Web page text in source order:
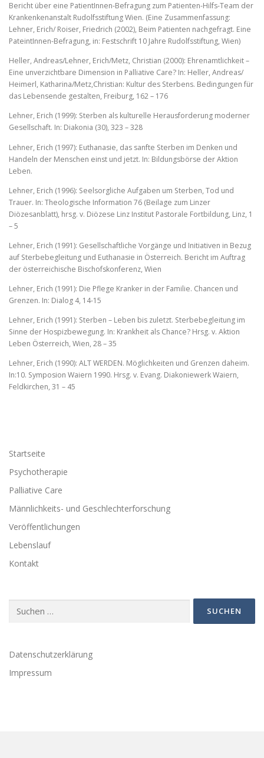
Bericht über eine PatientInnen-Befragung zum Patienten-Hilfs-Team der
Krankenkenanstalt Rudolfsstiftung Wien. (Eine Zusammenfassung:
Lehner, Erich/ Roiser, Friedrich (2002), Beim Patienten nachgefragt. Eine
PateintInnen-Befragung, in: Festschrift 10 Jahre Rudolfsstiftung, Wien)
Heller, Andreas/Lehner, Erich/Metz, Christian (2000): Ehrenamtlichkeit –
Eine unverzichtbare Dimension in Palliative Care? In: Heller, Andreas/
Heimerl, Katharina/Metz,Christian: Kultur des Sterbens. Bedingungen für
das Lebensende gestalten, Freiburg, 162 – 176
Lehner, Erich (1999): Sterben als kulturelle Herausforderung moderner
Gesellschaft. In: Diakonia (30), 323 – 328
Lehner, Erich (1997): Euthanasie, das sanfte Sterben im Denken und
Handeln der Menschen einst und jetzt. In: Bildungsbörse der Aktion
Leben.
Lehner, Erich (1996): Seelsorgliche Aufgaben um Sterben, Tod und
Trauer. In: Theologische Information 76 (Beilage zum Linzer
Diözesanblatt), hrsg. v. Diözese Linz Institut Pastorale Fortbildung, Linz, 1
– 5
Lehner, Erich (1991): Gesellschaftliche Vorgänge und Initiativen in Bezug
auf Sterbebegleitung und Euthanasie in Österreich. Bericht im Auftrag
der österreichische Bischofskonferenz, Wien
Lehner, Erich (1991): Die Pflege Kranker in der Familie. Chancen und
Grenzen. In: Dialog 4, 14-15
Lehner, Erich (1991): Sterben – Leben bis zuletzt. Sterbebegleitung im
Sinne der Hospizbewegung. In: Krankheit als Chance? Hrsg. v. Aktion
Leben Österreich, Wien, 28 – 35
Lehner, Erich (1990): ALT WERDEN. Möglichkeiten und Grenzen daheim.
In:10. Symposion Waiern 1990. Hrsg. v. Evang. Diakoniewerk Waiern,
Feldkirchen, 31 – 45
Startseite
Psychotherapie
Palliative Care
Männlichkeits- und Geschlechterforschung
Veröffentlichungen
Lebenslauf
Kontakt
nach:
Datenschutzerklärung
Impressum